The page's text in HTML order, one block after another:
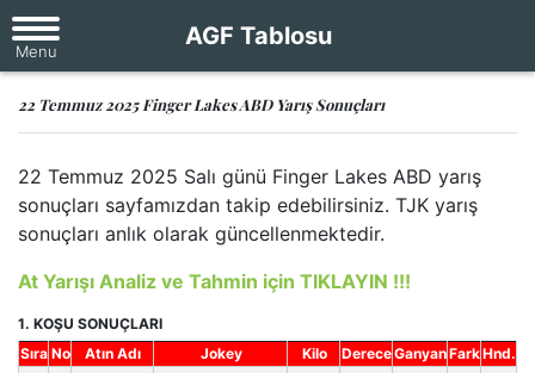
AGF Tablosu
22 Temmuz 2025 Finger Lakes ABD Yarış Sonuçları
22 Temmuz 2025 Salı günü Finger Lakes ABD yarış
sonuçları sayfamızdan takip edebilirsiniz. TJK yarış
sonuçları anlık olarak güncellenmektedir.
At Yarışı Analiz ve Tahmin için TIKLAYIN !!!
1. KOŞU SONUÇLARI
Sıra No Atın Adı Jokey Kilo DereceGanyanFarkHnd.